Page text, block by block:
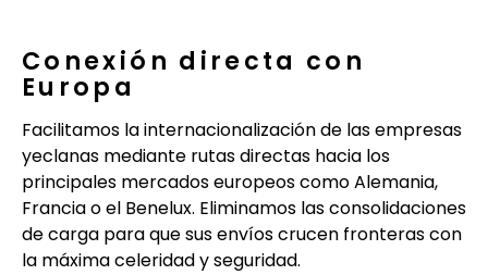
Conexión directa con
Europa
Facilitamos la internacionalización de las empresas
yeclanas mediante rutas directas hacia los
principales mercados europeos como Alemania,
Francia o el Benelux. Eliminamos las consolidaciones
de carga para que sus envíos crucen fronteras con
la máxima celeridad y seguridad.